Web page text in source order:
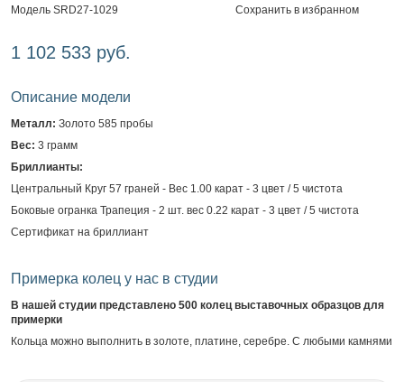
Модель SRD27-1029 Сохранить в избранном
1 102 533 руб.
Описание модели
Металл: Золото 585 пробы
Вес: 3 грамм
Бриллианты:
Центральный Круг 57 граней - Вес 1.00 карат - 3 цвет / 5 чистота
Боковые огранка Трапеция - 2 шт. вес 0.22 карат - 3 цвет / 5 чистота
Сертификат на бриллиант
Примерка колец у нас в студии
В нашей студии представлено 500 колец выставочных образцов для
примерки
Кольца можно выполнить в золоте, платине, серебре. С любыми камнями